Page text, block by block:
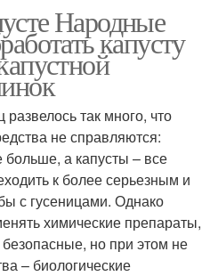
Народные
капусту
развелось так много, что
не справляются:
больше, а капусты – все
к более серьезным и
с гусеницами. Однако
химические препараты,
но при этом не
– биологические